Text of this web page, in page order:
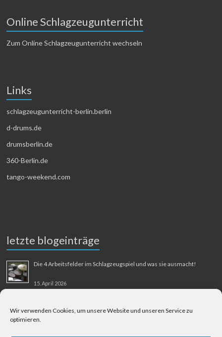
Wir verwenden Cookies, um unsere Website und unseren Service zu
optimieren.
Online Schlagzeugunterricht
Zum Online Schlagzeugunterricht wechseln
Links
schlagzeugunterricht-berlin.berlin
d-drums.de
drumsberlin.de
360-Berlin.de
tango-weekend.com
letzte blogeinträge
Die 4 Arbeitsfelder im Schlagzeugspiel und was sie ausmacht!
15. April 2026
31. August 2025